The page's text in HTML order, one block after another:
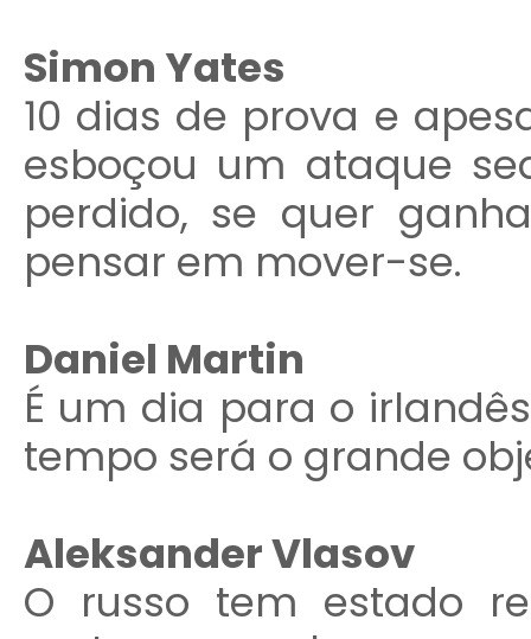
Simon Yates
10 dias de prova e
esboçou um ataque
perdido, se quer
pensar em mover-se.
Daniel Martin
É um dia para o
tempo será o grande
Aleksander Vlasov
O russo tem estado